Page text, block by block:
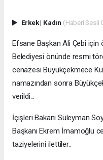
Erkek| Kadın (Haberi Sesli
Efsane Başkan Ali Çebi
Belediyesi önünde resmi
cenazesi Büyükçekmece
namazından sonra
verildi...
İçişleri Bakanı Süleyman
Başkanı Ekrem İmamoğlu
taziyelerini ilettiler..